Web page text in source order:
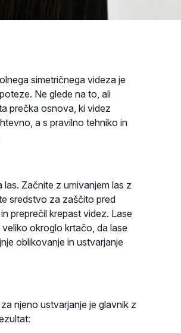
simetričnega videza je
Ne glede na to, ali
prečka osnova, ki videz
a s pravilno tehniko in
Začnite z umivanjem las z
sredstvo za zaščito pred
preprečil krepast videz. Lase
okroglo krtačo, da lase
oblikovanje in ustvarjanje
njeno ustvarjanje je glavnik z